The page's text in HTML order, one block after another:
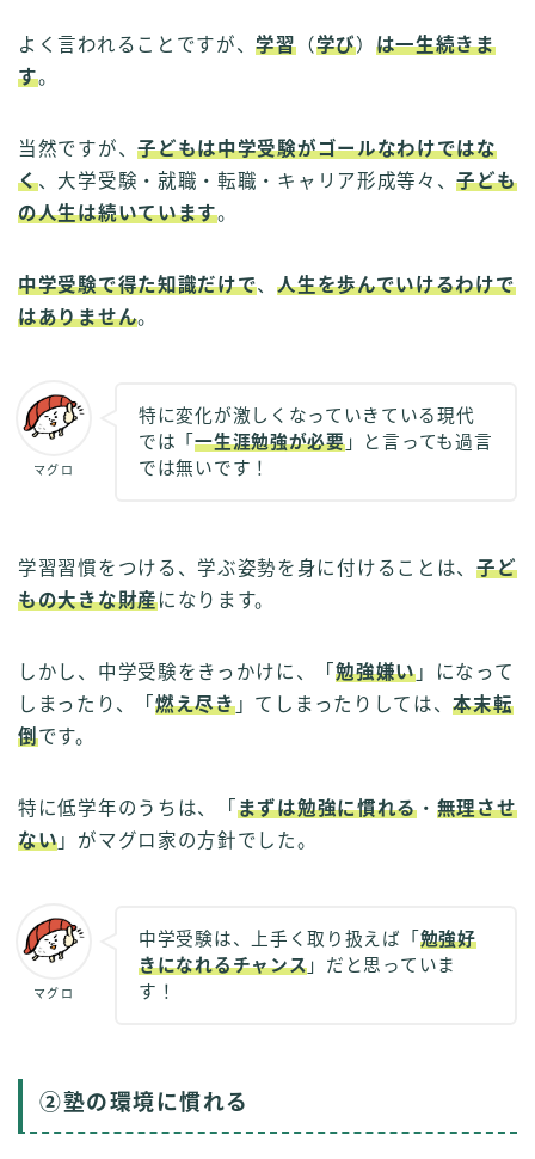
よく言われることですが、学習（学び） は一生続きま
す。
当然ですが、子どもは中学受験がゴールなわけではな
く、大学受験・就職・転職・キャリア形成等々、子ども
の人生は続いています。
中学受験で得た知識だけで、人生を歩んでいけるわけで
はありません。
マグロ
特に変化が激しくなっていきている現代
では「一生涯勉強が必要」と言っても過言
では無いです！
学習習慣をつける、学ぶ姿勢を身に付けることは、子ど
もの大きな財産になります。
しかし、中学受験をきっかけに、「勉強嫌い 」になって
しまったり、「 燃え尽き」てしまったりしては、本末転
倒です。
特に低学年のうちは、「 まずは勉強に慣れる ・ 無理させ
ない 」がマグロ家の方針でした。
マグロ
中学受験は、上手く取り扱えば「 勉強好
きになれるチャンス 」だと思っていま
す！
②塾の環境に慣れる